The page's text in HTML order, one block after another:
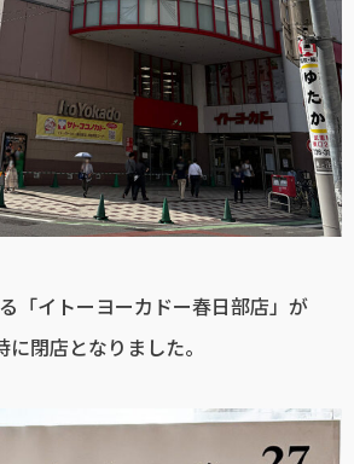
「イトーヨーカドー春日部店」が
閉店となりました。